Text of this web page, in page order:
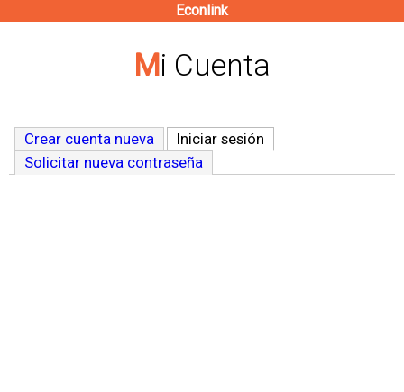
contenido
Econlink
Mi Cuenta
Crear cuenta nueva Iniciar sesión
Solicitar nueva contraseña